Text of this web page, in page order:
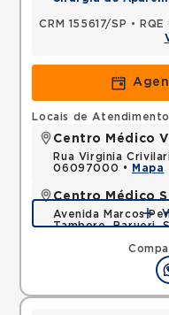
CRM 155617/SP •
RQE
Locais de Atendimento
Centro Médico
Rua Virginia
06097000 •
Mapa
Centro Médico
Avenida Marcos
Tambore, Barueri,